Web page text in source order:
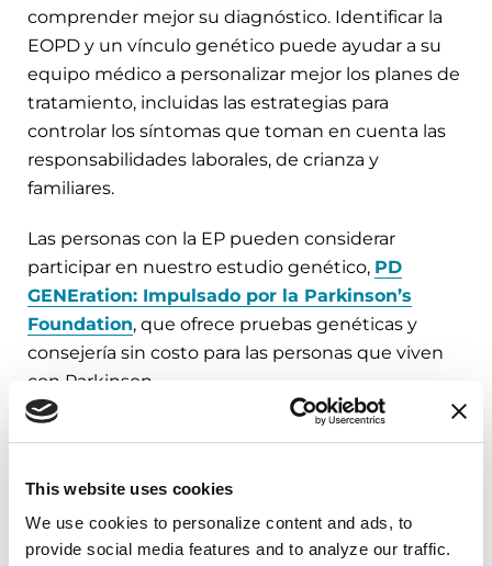
This website uses cookies
We use cookies to personalize content and ads, to
provide social media features and to analyze our traffic.
comprender mejor su diagnóstico. Identificar la
EOPD y un vínculo genético puede ayudar a su
equipo médico a personalizar mejor los planes de
tratamiento, incluidas las estrategias para
controlar los síntomas que toman en cuenta las
responsabilidades laborales, de crianza y
familiares.
Las personas con la EP pueden considerar
participar en nuestro estudio genético, PD
GENEration: Impulsado por la Parkinson’s
Foundation, que ofrece pruebas genéticas y
consejería sin costo para las personas que viven
con Parkinson.
Obtenga más información sobre el Parkinson
Materiales